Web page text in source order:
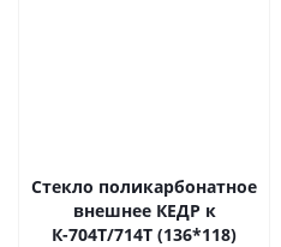
Стекло поликарбонатное
внешнее КЕДР к
К-704Т/714Т (136*118)